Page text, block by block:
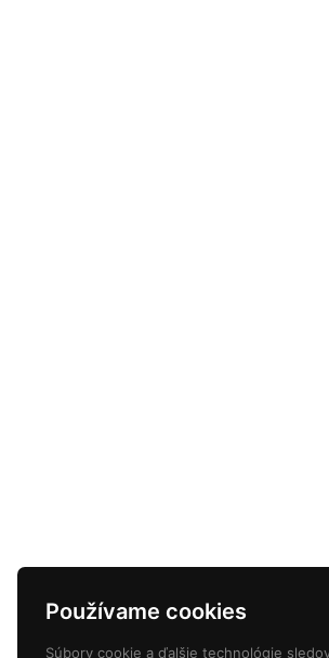
Používame cookies
Súbory cookie a ďalšie technológie